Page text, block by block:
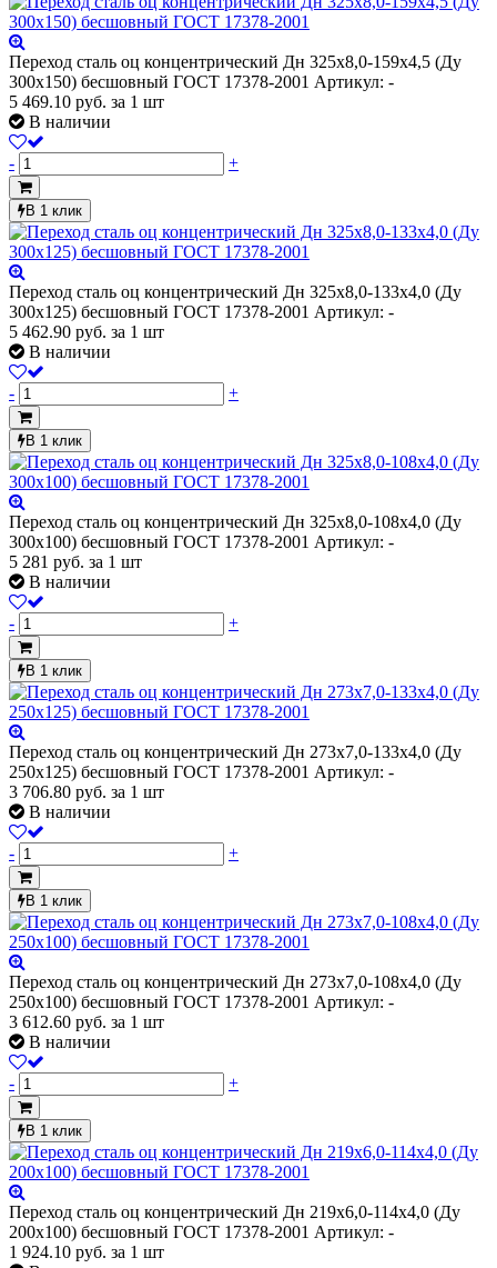
Переход сталь оц концентрический Дн 325х8,0-159х4,5 (Ду
300х150) бесшовный ГОСТ 17378-2001 Артикул: -
5 469.10 руб. за 1 шт
В наличии
- +
В 1 клик
Переход сталь оц концентрический Дн 325х8,0-133х4,0 (Ду
300х125) бесшовный ГОСТ 17378-2001 Артикул: -
5 462.90 руб. за 1 шт
В наличии
- +
В 1 клик
Переход сталь оц концентрический Дн 325х8,0-108х4,0 (Ду
300х100) бесшовный ГОСТ 17378-2001 Артикул: -
5 281 руб. за 1 шт
В наличии
- +
В 1 клик
Переход сталь оц концентрический Дн 273х7,0-133х4,0 (Ду
250х125) бесшовный ГОСТ 17378-2001 Артикул: -
3 706.80 руб. за 1 шт
В наличии
- +
В 1 клик
Переход сталь оц концентрический Дн 273х7,0-108х4,0 (Ду
250х100) бесшовный ГОСТ 17378-2001 Артикул: -
3 612.60 руб. за 1 шт
В наличии
- +
В 1 клик
Переход сталь оц концентрический Дн 219х6,0-114х4,0 (Ду
200х100) бесшовный ГОСТ 17378-2001 Артикул: -
1 924.10 руб. за 1 шт